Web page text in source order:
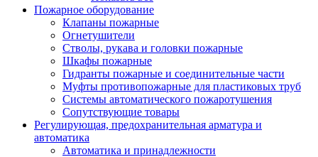
Пожарное оборудование
Клапаны пожарные
Огнетушители
Стволы, рукава и головки пожарные
Шкафы пожарные
Гидранты пожарные и соединительные части
Муфты противопожарные для пластиковых труб
Системы автоматического пожаротушения
Сопутствующие товары
Регулирующая, предохранительная арматура и
автоматика
Автоматика и принадлежности